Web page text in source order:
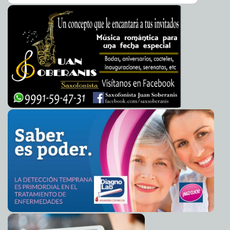
Messi, el mayor goleador en la historia de Argentina
2016-06-21 11:39:15 Protegen a niños de la web Claudia Sofía Gómez Infante
2016-06-21 11:13:44 Economía mexicana padece por depreciación del peso
Jorge Armando León Borges
2016-06-21 11:11:27 México ya no es uno de los países más atractivos para
invertir Claudia Sofía Gómez Infante
2016-06-21 10:07:00 Beltrones no busca la candidatura Claudia Sofía Gómez
2016-06-20 07:05:54 La segunda peor derrota en la historia
Borges
Director técnico de Chile pide prudencia
Jorge Armando
León Borges
2016-06-20 06:58:42 Juan Carlos Osorio reconoce que fue su culpa Jorge
Armando León Borges
2016-06-20 06:46:34 Antidepresivos ayudarían en el tratamiento de la
Carmen Alicia Briceño Sánchez
2016-06-20 06:43:38 Resaltan importancia de atender verrugas Jorge Armando
León Borges
2016-06-20 06:36:48 Estados Unidos se prepara para enfrentar ola de calor
Jorge Armando León Borges
2016-06-20 06:34:46 Ecuador seguirá dando asilo a Julian Assange